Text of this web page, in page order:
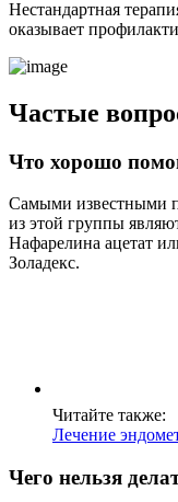
Нестандартная
оказывает
Частые
Что хорошо
Самыми известными
из этой группы
Нафарелина ацетат
Золадекс.
Читайте также:
Лечение
Чего нельзя